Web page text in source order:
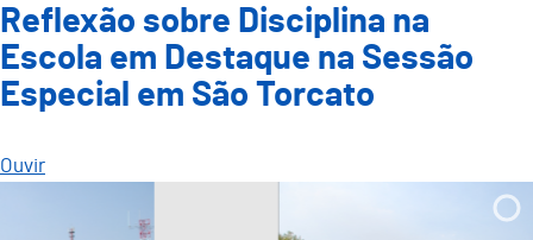
Reflexão sobre Disciplina na
Escola em Destaque na Sessão
Especial em São Torcato
Ouvir